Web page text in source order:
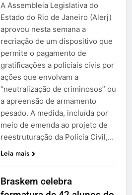
A Assembleia Legislativa do
Estado do Rio de Janeiro (Alerj)
aprovou nesta semana a
recriação de um dispositivo que
permite o pagamento de
gratificações a policiais civis por
ações que envolvam a
“neutralização de criminosos” ou
a apreensão de armamento
pesado. A medida, incluída por
meio de emenda ao projeto de
reestruturação da Polícia Civil,…
Leia mais
Braskem celebra